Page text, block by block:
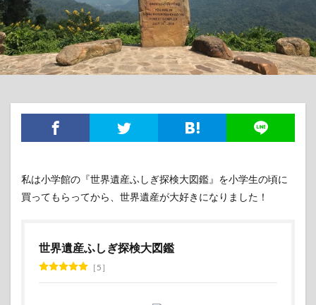
私は小学館の『世界遺産ふしぎ探検大図鑑』を小学生の頃に
買ってもらってから、世界遺産が大好きになりました！
世界遺産ふしぎ探検大図鑑
5